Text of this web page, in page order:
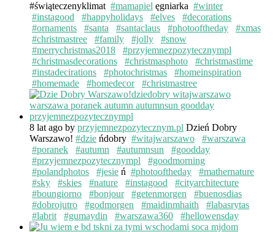
#świąteczenyklimat #mamapiel ęgniarka #winter
#instagood
#happyholidays #elves
#decorations
#ornaments
#santa #santaclaus #photooftheday
#xmas
#christmastree
#family #jolly
#snow
#merrychristmas2018
#przyjemnezpozytecznympl
#christmasdecorations
#christmasphoto
#christmastime
#instadecirations
#photochristmas
#homeinspiration
#homemade
#homedecor #christmastree
8 lat ago by przyjemnezpozytecznym.pl Dzień Dobry
Warszawo! #dzie ńdobry #witajwarszawo
#warszawa
#poranek
#autumn #autumnsun
#goodday
#przyjemnezpozytecznympl
#goodmorning
#polandphotos
#jesie ń #photooftheday
#mathernature
#sky
#skies #nature #instagood
#cityarchitecture
#boungiorno
#bonjour #getenmorgen
#buenosdias
#dobrojutro
#godmorgen #maidinmhaith
#labasrytas
#labrit
#gumaydin #warszawa360 #hellowensday